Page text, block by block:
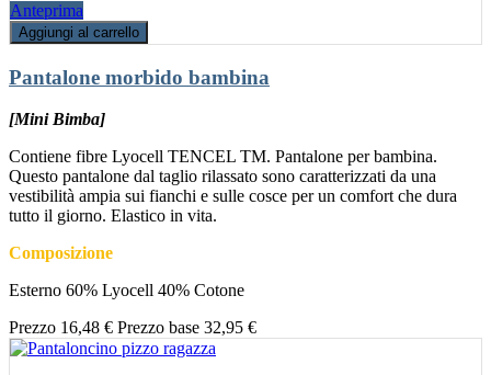
Anteprima
Aggiungi al carrello
Pantalone morbido bambina
[Mini Bimba]
Contiene fibre Lyocell TENCEL TM. Pantalone per bambina.
Questo pantalone dal taglio rilassato sono caratterizzati da una
vestibilità ampia sui fianchi e sulle cosce per un comfort che dura
tutto il giorno. Elastico in vita.
Composizione
Esterno 60% Lyocell 40% Cotone
Prezzo 16,48 € Prezzo base 32,95 €